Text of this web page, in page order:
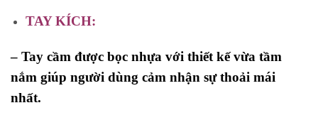
TAYKÍCH:
– Tay cầm được bọc nhựa với thiết kế vừa tầm
nắm giúp người dùng cảm nhận sự thoải mái
nhất.